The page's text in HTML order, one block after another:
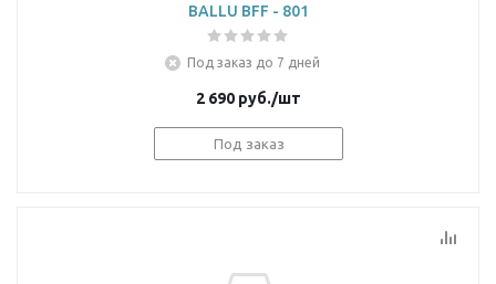
BALLU BFF - 801
Под заказ до 7 дней
2 690 руб./шт
Под заказ